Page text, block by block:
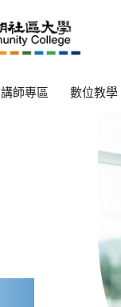
講師專區 數位教學